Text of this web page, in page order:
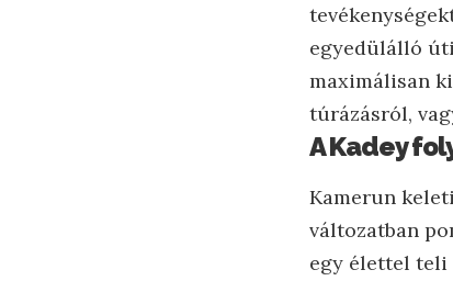
egyedülálló
maximálisan
túrázásról,
A Kadey
Kamerun
változatban
egy élettel teli